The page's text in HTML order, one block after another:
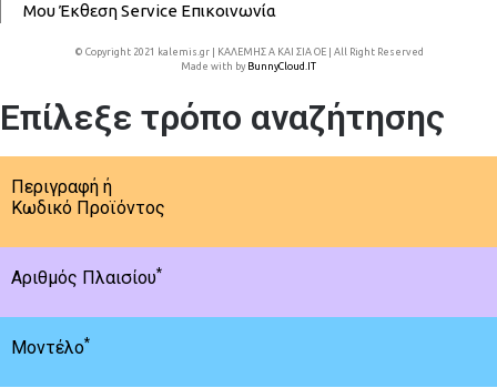
ΜουΈκθεσηService Επικοινωνία
© Copyright 2021 kalemis.gr | ΚΑΛΕΜΗΣ Α ΚΑΙ ΣΙΑ ΟΕ | All Right Reserved
Made with by BunnyCloud.IT
Επίλεξε τρόπο αναζήτησης
Περιγραφή ή
Κωδικό Προϊόντος
Αριθμός Πλαισίου*
Μοντέλο*